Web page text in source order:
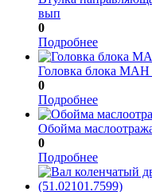
вып
0
Подробнее
Головка блока
0
Подробнее
Обойма
0
Подробнее